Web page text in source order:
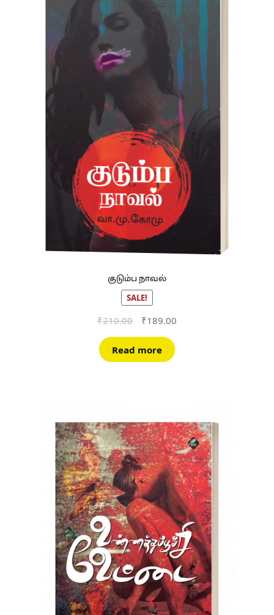
குடும்ப நாவல்
SALE!
₹210.00
Original
was:
₹210.00.
₹189.00Current
Read more